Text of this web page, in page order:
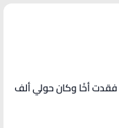
أخًا وكان حولي ألف